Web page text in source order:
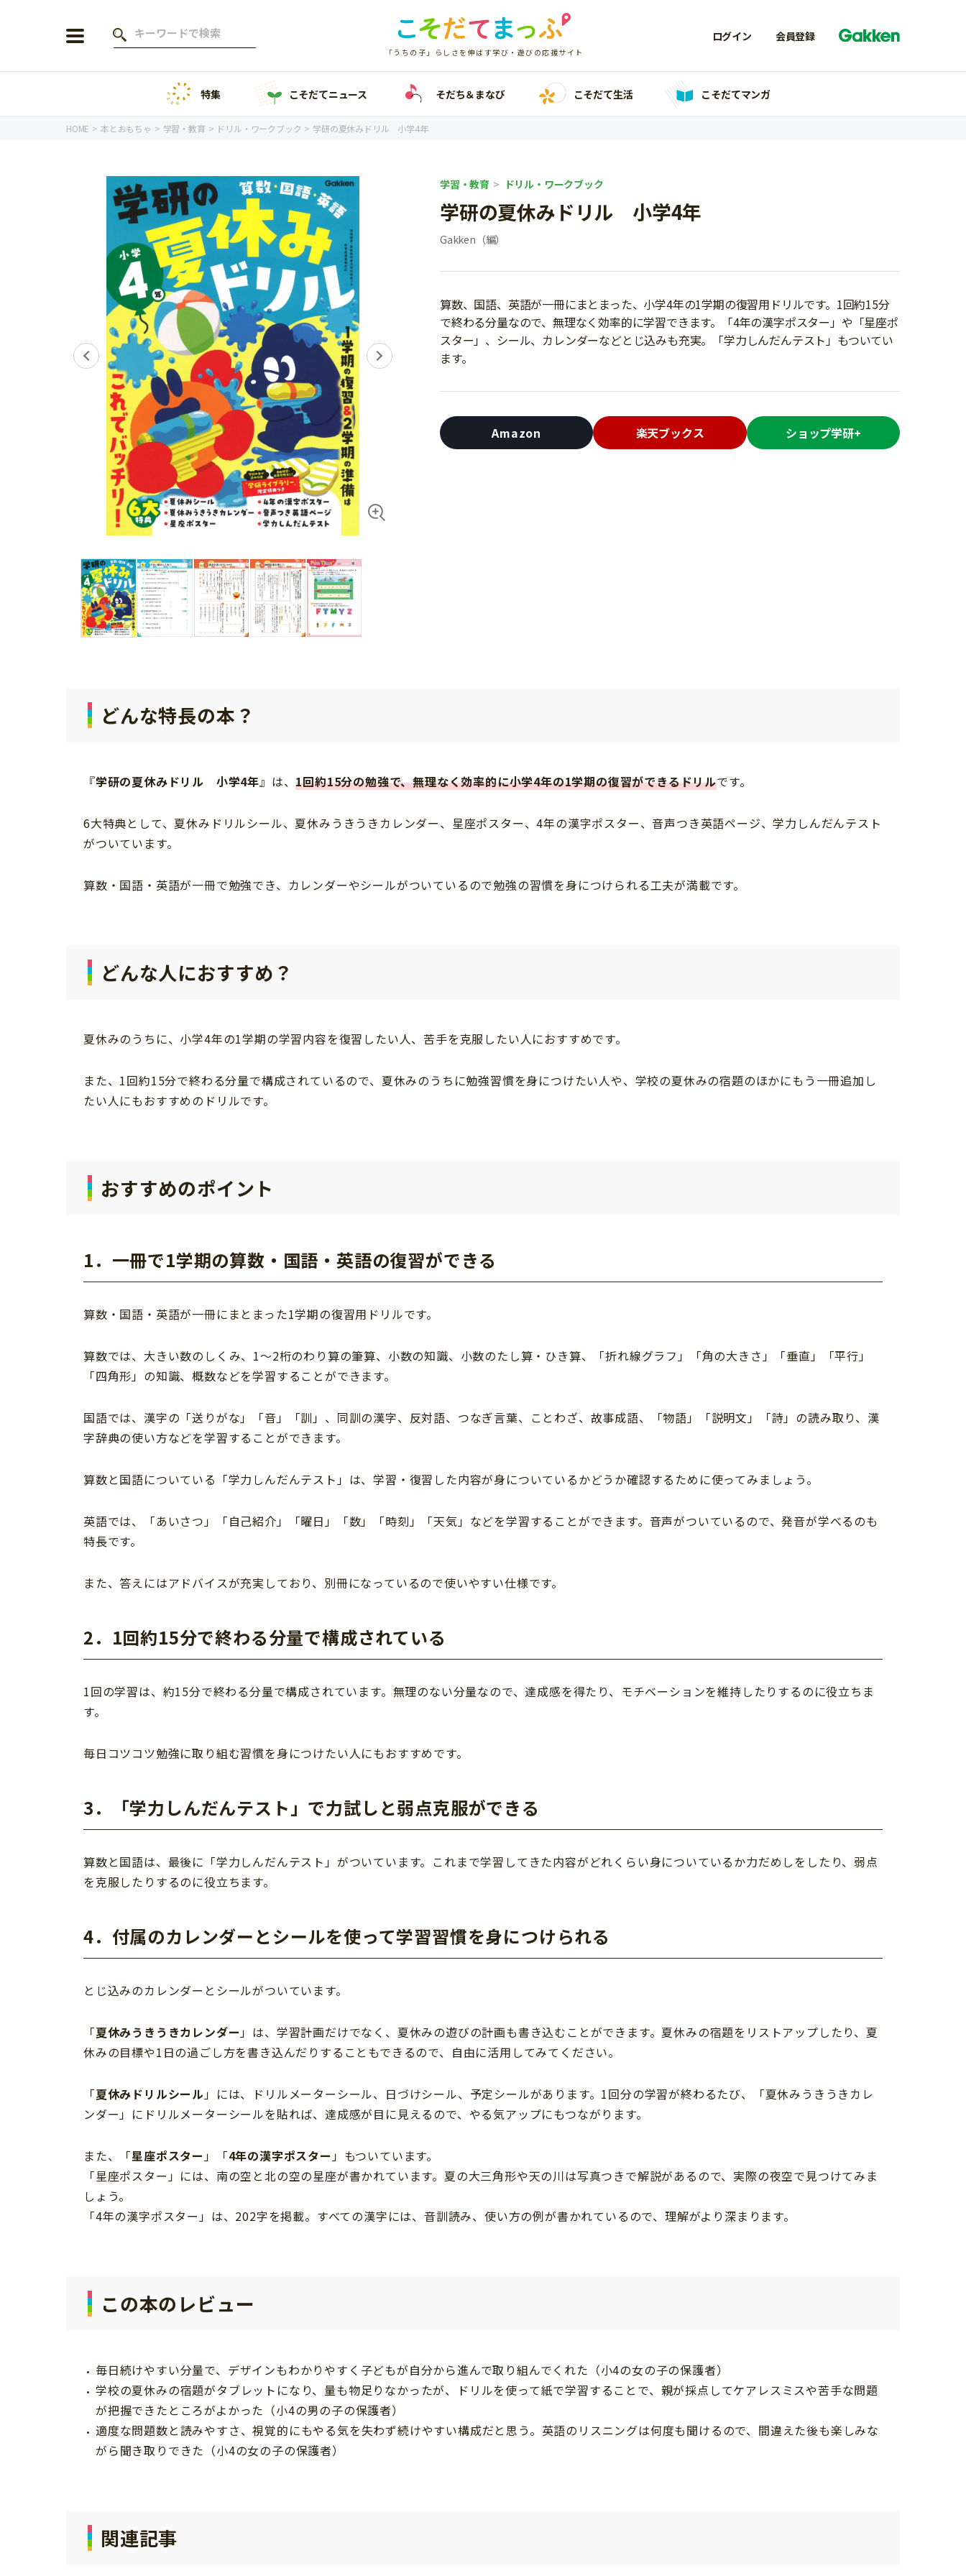
「うちの子」らしさを伸ばす学び・遊びの応援サイト
ログイン 会員登録
年齢から探す
1歳
3歳
年長
小学2年生
小学4年生
小学5年生
小学6年生
こそだてニュース
ニュース
そだち＆まなび
ワーク・ドリル
幼稚園・保育園
科学・プログラミング
絵本・読み聞かせ
自由研究・工作
本・読書
運動・あそび・ゲーム
こそだて生活
ファッション・美容
行事・イベント
親子でいっしょに
おでかけ
マネー
こそだてマンガ
サイトのご利⽤にあたって
個⼈情報について
特集 こそだてニュース そだち＆まなび こそだて生活 こそだてマンガ
HOME 本とおもちゃ 学習・教育 ドリル・ワークブック 学研の夏休みドリル 小学4年
学習・教育 ドリル・ワークブック
学研の夏休みドリル 小学4年
Gakken（編）
算数、国語、英語が一冊にまとまった、小学4年の1学期の復習用ドリルです。1回約15分
で終わる分量なので、無理なく効率的に学習できます。「4年の漢字ポスター」や「星座ポ
スター」、シール、カレンダーなどとじ込みも充実。「学力しんだんテスト」もついてい
ます。
Amazon 楽天ブックス ショップ学研+
どんな特長の本？
『学研の夏休みドリル 小学4年』は、1回約15分の勉強で、無理なく効率的に小学4年の1学期の復習ができるドリルです。
6大特典として、夏休みドリルシール、夏休みうきうきカレンダー、星座ポスター、4年の漢字ポスター、音声つき英語ページ、学力しんだんテスト
がついています。
算数・国語・英語が一冊で勉強でき、カレンダーやシールがついているので勉強の習慣を身につけられる工夫が満載です。
どんな人におすすめ？
夏休みのうちに、小学4年の1学期の学習内容を復習したい人、苦手を克服したい人におすすめです。
また、1回約15分で終わる分量で構成されているので、夏休みのうちに勉強習慣を身につけたい人や、学校の夏休みの宿題のほかにもう一冊追加し
たい人にもおすすめのドリルです。
おすすめのポイント
1．一冊で1学期の算数・国語・英語の復習ができる
算数・国語・英語が一冊にまとまった1学期の復習用ドリルです。
算数では、大きい数のしくみ、1～2桁のわり算の筆算、小数の知識、小数のたし算・ひき算、「折れ線グラフ」「角の大きさ」「垂直」「平行」
「四角形」の知識、概数などを学習することができます。
国語では、漢字の「送りがな」「音」「訓」、同訓の漢字、反対語、つなぎ言葉、ことわざ、故事成語、「物語」「説明文」「詩」の読み取り、漢
字辞典の使い方などを学習することができます。
算数と国語についている「学力しんだんテスト」は、学習・復習した内容が身についているかどうか確認するために使ってみましょう。
英語では、「あいさつ」「自己紹介」「曜日」「数」「時刻」「天気」などを学習することができます。音声がついているので、発音が学べるのも
特長です。
また、答えにはアドバイスが充実しており、別冊になっているので使いやすい仕様です。
2．1回約15分で終わる分量で構成されている
1回の学習は、約15分で終わる分量で構成されています。無理のない分量なので、達成感を得たり、モチベーションを維持したりするのに役立ちま
す。
毎日コツコツ勉強に取り組む習慣を身につけたい人にもおすすめです。
3．「学力しんだんテスト」で力試しと弱点克服ができる
算数と国語は、最後に「学力しんだんテスト」がついています。これまで学習してきた内容がどれくらい身についているか力だめしをしたり、弱点
を克服したりするのに役立ちます。
4．付属のカレンダーとシールを使って学習習慣を身につけられる
とじ込みのカレンダーとシールがついています。
「夏休みうきうきカレンダー」は、学習計画だけでなく、夏休みの遊びの計画も書き込むことができます。夏休みの宿題をリストアップしたり、夏
休みの目標や1日の過ごし方を書き込んだりすることもできるので、自由に活用してみてください。
「夏休みドリルシール」には、ドリルメーターシール、日づけシール、予定シールがあります。1回分の学習が終わるたび、「夏休みうきうきカレ
ンダー」にドリルメーターシールを貼れば、達成感が目に見えるので、やる気アップにもつながります。
また、「星座ポスター」「4年の漢字ポスター」もついています。
「星座ポスター」には、南の空と北の空の星座が書かれています。夏の大三角形や天の川は写真つきで解説があるので、実際の夜空で見つけてみま
しょう。
「4年の漢字ポスター」は、202字を掲載。すべての漢字には、音訓読み、使い方の例が書かれているので、理解がより深まります。
この本のレビュー
毎日続けやすい分量で、デザインもわかりやすく子どもが自分から進んで取り組んでくれた（小4の女の子の保護者）
学校の夏休みの宿題がタブレットになり、量も物足りなかったが、ドリルを使って紙で学習することで、親が採点してケアレスミスや苦手な問題
が把握できたところがよかった（小4の男の子の保護者）
適度な問題数と読みやすさ、視覚的にもやる気を失わず続けやすい構成だと思う。英語のリスニングは何度も聞けるので、間違えた後も楽しみな
がら聞き取りできた（小4の女の子の保護者）
関連記事